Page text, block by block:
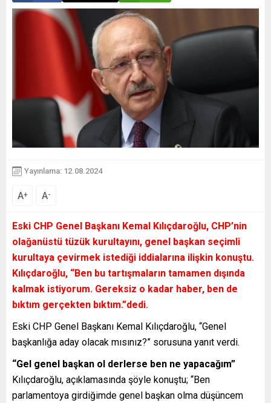
Yayınlama: 12.08.2024
A+ A-
Eski CHP Genel Başkanı Kemal Kılıçdaroğlu, CHP’nin
olağanüstü tüzük kurultayını, genel başkan seçimli
kurultaya çevirmek istediği iddialarına ilişkin konuştu.
Kılıçdaroğlu, “Ben bu tartışmaların tamamen dışında
kalmak istiyorum. Gereksiz o kadar haber, ben de
bıktım gerçekten bıktım.”dedi.
Eski CHP Genel Başkanı Kemal Kılıçdaroğlu, “Genel
başkanlığa aday olacak mısınız?” sorusuna yanıt verdi.
“Gel genel başkan ol derlerse ben ne yapacağım”
Kılıçdaroğlu, açıklamasında şöyle konuştu; “Ben
parlamentoya girdiğimde genel başkan olma düşüncem